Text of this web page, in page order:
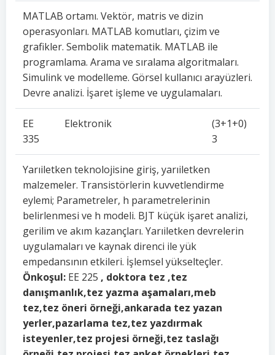
MATLAB ortamı. Vektör, matris ve dizin
operasyonları. MATLAB komutları, çizim ve
grafikler. Sembolik matematik. MATLAB ile
programlama. Arama ve sıralama algoritmaları.
Simulink ve modelleme. Görsel kullanıcı arayüzleri.
Devre analizi. İşaret işleme ve uygulamaları.
EE
335
Elektronik
(3+1+0)
3
Yarıiletken teknolojisine giriş, yarıiletken
malzemeler. Transistörlerin kuvvetlendirme
eylemi; Parametreler, h parametrelerinin
belirlenmesi ve h modeli. BJT küçük işaret analizi,
gerilim ve akım kazançları. Yarıiletken devrelerin
uygulamaları ve kaynak direnci ile yük
empedansının etkileri. İşlemsel yükselteçler.
Önkoşul: EE 225 , doktora tez ,tez
danışmanlık,tez yazma aşamaları,meb
tez,tez öneri örneği,ankarada tez yazan
yerler,pazarlama tez,tez yazdırmak
isteyenler,tez projesi örneği,tez taslağı